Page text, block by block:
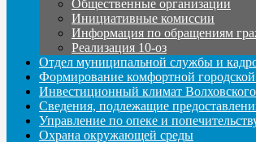
Общественные организации
Инициативные комиссии
Информация по обращениям
Реализация 10-оз
Отдел муниципальной службы и
Формирование комфортной
Инвестиционный климат
Сведения, подлежащие
Управление по опеке и
Охрана окружающей среды